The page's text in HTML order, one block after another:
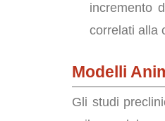
incremento
correlati alla
Modelli
Gli studi